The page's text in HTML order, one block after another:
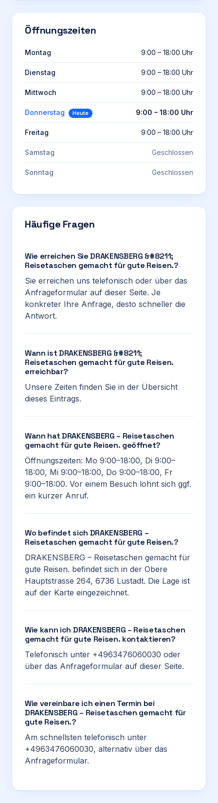
Öffnungszeiten
Montag 9:00 – 18:00 Uhr
Dienstag 9:00 – 18:00 Uhr
Mittwoch 9:00 – 18:00 Uhr
Donnerstag Heute 9:00 – 18:00 Uhr
Freitag 9:00 – 18:00 Uhr
Samstag Geschlossen
Sonntag Geschlossen
Häufige Fragen
Wie erreichen Sie DRAKENSBERG &#8211;
Reisetaschen gemacht für gute Reisen.?
Sie erreichen uns telefonisch oder über das
Anfrageformular auf dieser Seite. Je
konkreter Ihre Anfrage, desto schneller die
Antwort.
Wann ist DRAKENSBERG &#8211;
Reisetaschen gemacht für gute Reisen.
erreichbar?
Unsere Zeiten finden Sie in der Übersicht
dieses Eintrags.
Wann hat DRAKENSBERG – Reisetaschen
gemacht für gute Reisen. geöffnet?
Öffnungszeiten: Mo 9:00–18:00, Di 9:00–
18:00, Mi 9:00–18:00, Do 9:00–18:00, Fr
9:00–18:00. Vor einem Besuch lohnt sich ggf.
ein kurzer Anruf.
Wo befindet sich DRAKENSBERG –
Reisetaschen gemacht für gute Reisen.?
DRAKENSBERG – Reisetaschen gemacht für
gute Reisen. befindet sich in der Obere
Hauptstrasse 264, 6736 Lustadt. Die Lage ist
auf der Karte eingezeichnet.
Wie kann ich DRAKENSBERG – Reisetaschen
gemacht für gute Reisen. kontaktieren?
Telefonisch unter +4963476060030 oder
über das Anfrageformular auf dieser Seite.
Wie vereinbare ich einen Termin bei
DRAKENSBERG – Reisetaschen gemacht für
gute Reisen.?
Am schnellsten telefonisch unter
+4963476060030, alternativ über das
Anfrageformular.